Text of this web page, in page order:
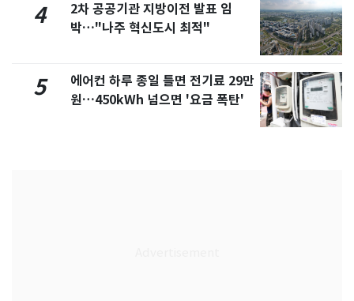
4
2차 공공기관 지방이전 발표 임
박…"나주 혁신도시 최적"
5
에어컨 하루 종일 틀면 전기료 29만
원…450kWh 넘으면 '요금 폭탄'